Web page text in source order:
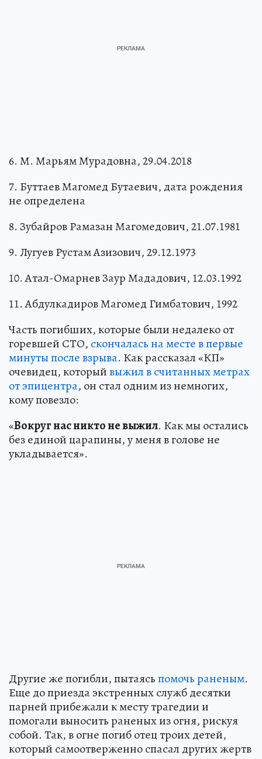
6. М. Марьям Мурадовна, 29.04.2018
7. Буттаев Магомед Бутаевич, дата рождения
не определена
8. Зубайров Рамазан Магомедович, 21.07.1981
9. Лугуев Рустам Азизович, 29.12.1973
10. Атал-Омарнев Заур Мададович, 12.03.1992
11. Абдулкадиров Магомед Гимбатович, 1992
Часть погибших, которые были недалеко от
горевшей СТО, скончалась на месте в первые
минуты после взрыва. Как рассказал «КП»
очевидец, которыйвыжил в считанных метрах
от эпицентра, он стал одним из немногих,
кому повезло:
«Вокруг нас никто не выжил. Как мы остались
без единой царапины, у меня в голове не
укладывается».
Другие же погибли, пытаясьпомочь раненым.
Еще до приезда экстренных служб десятки
парней прибежали к месту трагедии и
помогали выносить раненых из огня, рискуя
собой. Так, в огне погиб отец троих детей,
который самоотверженно спасал других жертв